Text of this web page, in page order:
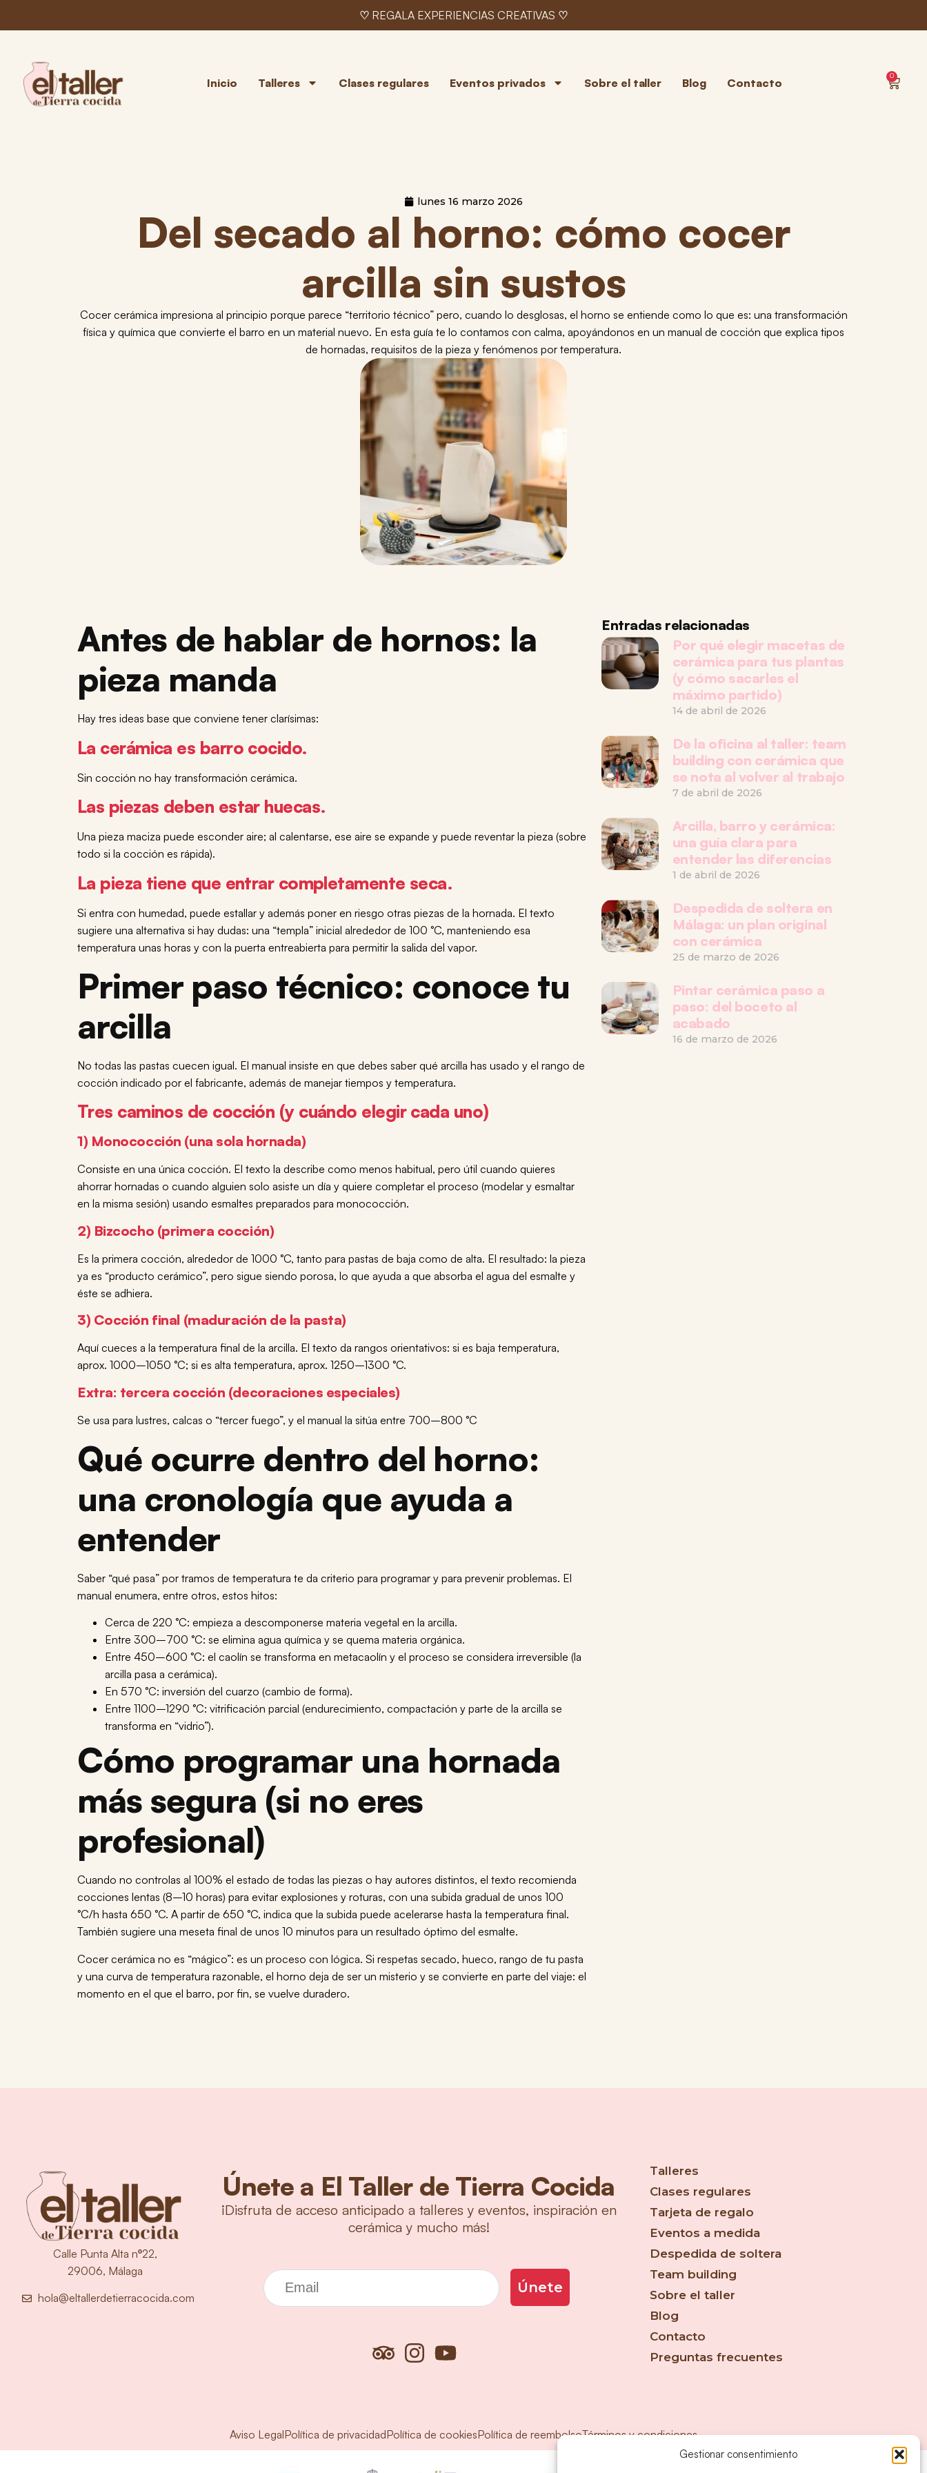
Gestionar consentimiento
♡ REGALA EXPERIENCIAS CREATIVAS ♡
Inicio Talleres Clases regulares Eventos privados Sobre el taller Blog Contacto 0
lunes 16 marzo 2026
Del secado al horno: cómo cocer
arcilla sin sustos
Cocer cerámica impresiona al principio porque parece “territorio técnico” pero, cuando lo desglosas, el horno se entiende como lo que es: una transformación
física y química que convierte el barro en un material nuevo. En esta guía te lo contamos con calma, apoyándonos en un manual de cocción que explica tipos
de hornadas, requisitos de la pieza y fenómenos por temperatura.
Antes de hablar de hornos: la
pieza manda
Hay tres ideas base que conviene tener clarísimas:
La cerámica es barro cocido.
Sin cocción no hay transformación cerámica.
Las piezas deben estar huecas.
Una pieza maciza puede esconder aire; al calentarse, ese aire se expande y puede reventar la pieza (sobre
todo si la cocción es rápida).
La pieza tiene que entrar completamente seca.
Si entra con humedad, puede estallar y además poner en riesgo otras piezas de la hornada. El texto
sugiere una alternativa si hay dudas: una “templa” inicial alrededor de 100 °C, manteniendo esa
temperatura unas horas y con la puerta entreabierta para permitir la salida del vapor.
Primer paso técnico: conoce tu
arcilla
No todas las pastas cuecen igual. El manual insiste en que debes saber qué arcilla has usado y el rango de
cocción indicado por el fabricante, además de manejar tiempos y temperatura.
Tres caminos de cocción (y cuándo elegir cada uno)
1) Monococción (una sola hornada)
Consiste en una única cocción. El texto la describe como menos habitual, pero útil cuando quieres
ahorrar hornadas o cuando alguien solo asiste un día y quiere completar el proceso (modelar y esmaltar
en la misma sesión) usando esmaltes preparados para monococción.
2) Bizcocho (primera cocción)
Es la primera cocción, alrededor de 1000 °C, tanto para pastas de baja como de alta. El resultado: la pieza
ya es “producto cerámico”, pero sigue siendo porosa, lo que ayuda a que absorba el agua del esmalte y
éste se adhiera.
3) Cocción final (maduración de la pasta)
Aquí cueces a la temperatura final de la arcilla. El texto da rangos orientativos: si es baja temperatura,
aprox. 1000–1050 °C; si es alta temperatura, aprox. 1250–1300 °C.
Extra: tercera cocción (decoraciones especiales)
Se usa para lustres, calcas o “tercer fuego”, y el manual la sitúa entre 700–800 °C
Qué ocurre dentro del horno:
una cronología que ayuda a
entender
Saber “qué pasa” por tramos de temperatura te da criterio para programar y para prevenir problemas. El
manual enumera, entre otros, estos hitos:
Cerca de 220 °C: empieza a descomponerse materia vegetal en la arcilla.
Entre 300–700 °C: se elimina agua química y se quema materia orgánica.
Entre 450–600 °C: el caolín se transforma en metacaolín y el proceso se considera irreversible (la
arcilla pasa a cerámica).
En 570 °C: inversión del cuarzo (cambio de forma).
Entre 1100–1290 °C: vitrificación parcial (endurecimiento, compactación y parte de la arcilla se
transforma en “vidrio”).
Cómo programar una hornada
más segura (si no eres
profesional)
Cuando no controlas al 100% el estado de todas las piezas o hay autores distintos, el texto recomienda
cocciones lentas (8–10 horas) para evitar explosiones y roturas, con una subida gradual de unos 100
°C/h hasta 650 °C. A partir de 650 °C, indica que la subida puede acelerarse hasta la temperatura final.
También sugiere una meseta final de unos 10 minutos para un resultado óptimo del esmalte.
Cocer cerámica no es “mágico”: es un proceso con lógica. Si respetas secado, hueco, rango de tu pasta
y una curva de temperatura razonable, el horno deja de ser un misterio y se convierte en parte del viaje: el
momento en el que el barro, por fin, se vuelve duradero.
Entradas relacionadas
Por qué elegir macetas de
cerámica para tus plantas
(y cómo sacarles el
máximo partido)
14 de abril de 2026
De la oficina al taller: team
building con cerámica que
se nota al volver al trabajo
7 de abril de 2026
Arcilla, barro y cerámica:
una guía clara para
entender las diferencias
1 de abril de 2026
Despedida de soltera en
Málaga: un plan original
con cerámica
25 de marzo de 2026
Pintar cerámica paso a
paso: del boceto al
acabado
16 de marzo de 2026
Calle Punta Alta nº22,
29006, Málaga
hola@eltallerdetierracocida.com
Únete a El Taller de Tierra Cocida
¡Disfruta de acceso anticipado a talleres y eventos, inspiración en
cerámica y mucho más!
Correo electrónico
Únete
Talleres
Clases regulares
Tarjeta de regalo
Eventos a medida
Despedida de soltera
Team building
Sobre el taller
Blog
Contacto
Preguntas frecuentes
Aviso LegalPolítica de privacidadPolítica de cookiesPolítica de reembolsoTérminos y condiciones